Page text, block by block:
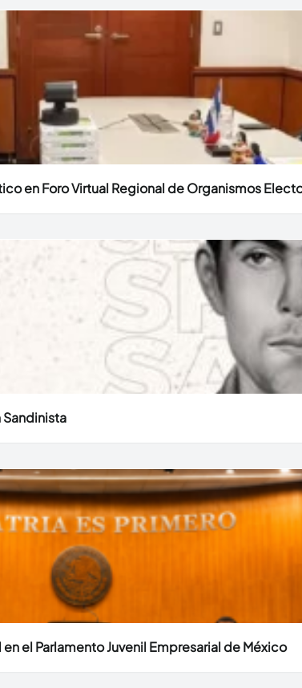
en Foro Virtual Regional de Organismos
Sandinista
el Parlamento Juvenil Empresarial de México